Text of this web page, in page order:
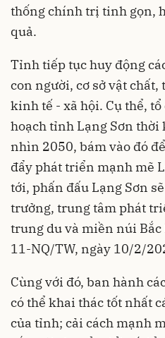
thống chính trị tinh gọn,
quả.
Tỉnh tiếp tục huy động
con người, cơ sở vật
kinh tế - xã hội. Cụ thể,
hoạch tỉnh Lạng Sơn
nhìn 2050, bám vào đó
đẩy phát triển mạnh mẽ
tới, phấn đấu Lạng Sơn
trưởng, trung tâm phát
trung du và miền núi Bắc
11-NQ/TW, ngày 10/2/
Cùng với đó, ban hành
có thể khai thác tốt nhất
của tỉnh; cải cách mạnh